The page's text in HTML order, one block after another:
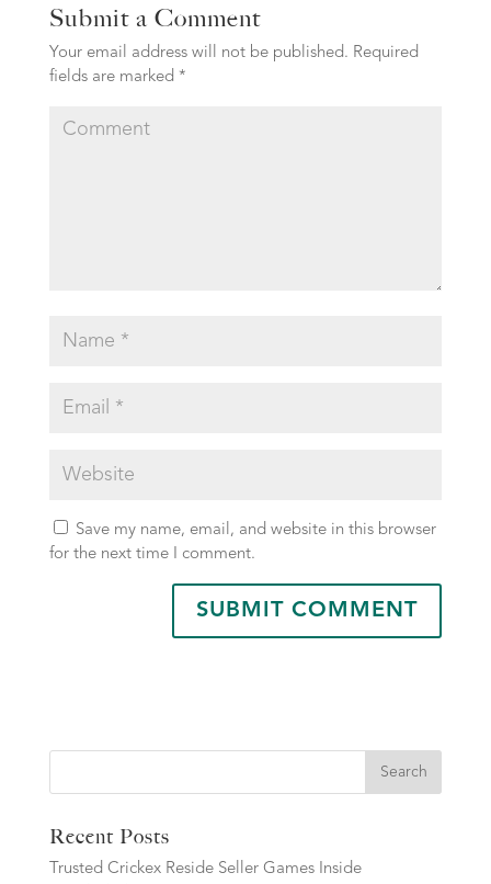
Submit a Comment
Your email address will not be published. Required
fields are marked *
Save my name, email, and website in this browser
for the next time I comment.
Search
Recent Posts
Trusted Crickex Reside Seller Games Inside